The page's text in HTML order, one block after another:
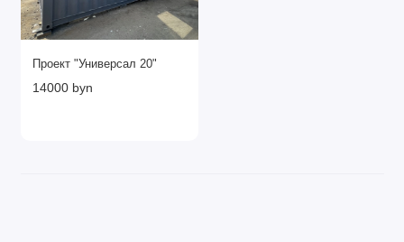
Проект "Универсал 20"
14000 byn